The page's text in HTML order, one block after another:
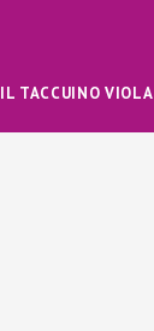
IL TACCUINO VIOLA